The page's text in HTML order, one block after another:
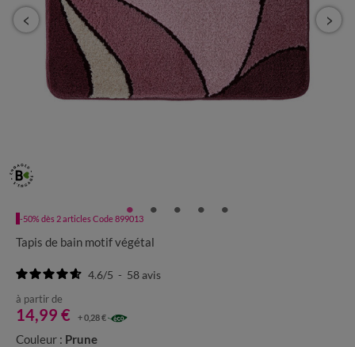
-50% dès 2 articles Code 899013
Tapis de bain motif végétal
4.6/5 - 58avis
à partir de
14,99 € + 0,28 €
Couleur : Prune